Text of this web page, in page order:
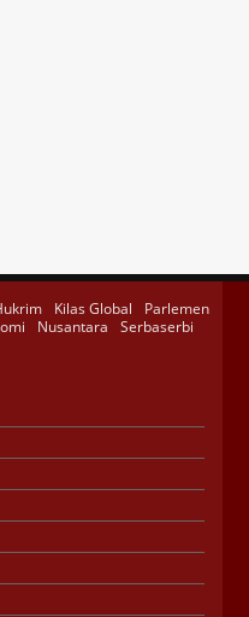
Kilas Global
Parlemen
Nusantara Serbaserbi